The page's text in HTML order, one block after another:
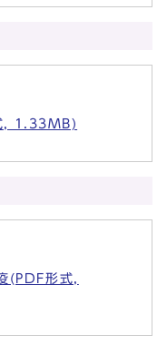
, 1.33MB)
(PDF形式,